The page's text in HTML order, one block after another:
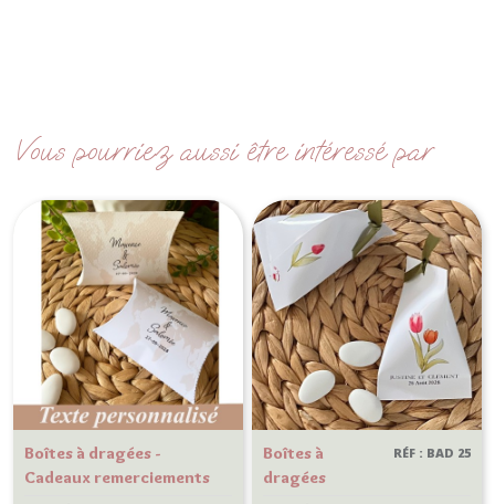
Vous pourriez aussi être intéressé par
Boîtes à dragées -
Cadeaux remerciements
Boîtes à
dragées
RÉF : BAD 25